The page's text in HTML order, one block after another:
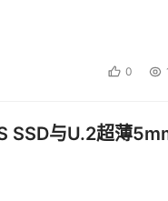
0
SSD与U.2超薄